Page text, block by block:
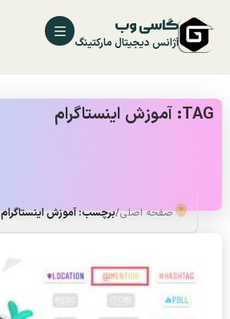
گاسی وب
آژانس دیجیتال مارکتینگ
TAG: آموزش اینستاگرام
صفحه اصلی/برچسب: آموزش اینستاگرام